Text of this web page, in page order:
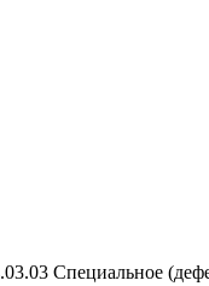
Специальное